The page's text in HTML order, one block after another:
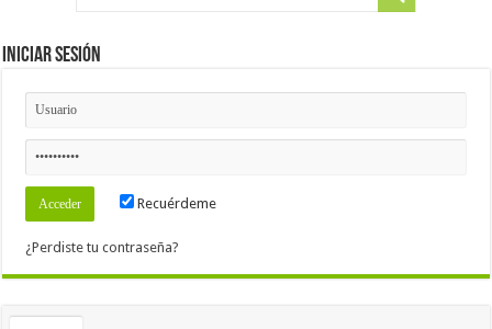
Iniciar Sesión
Recuérdeme
¿Perdiste tu contraseña?